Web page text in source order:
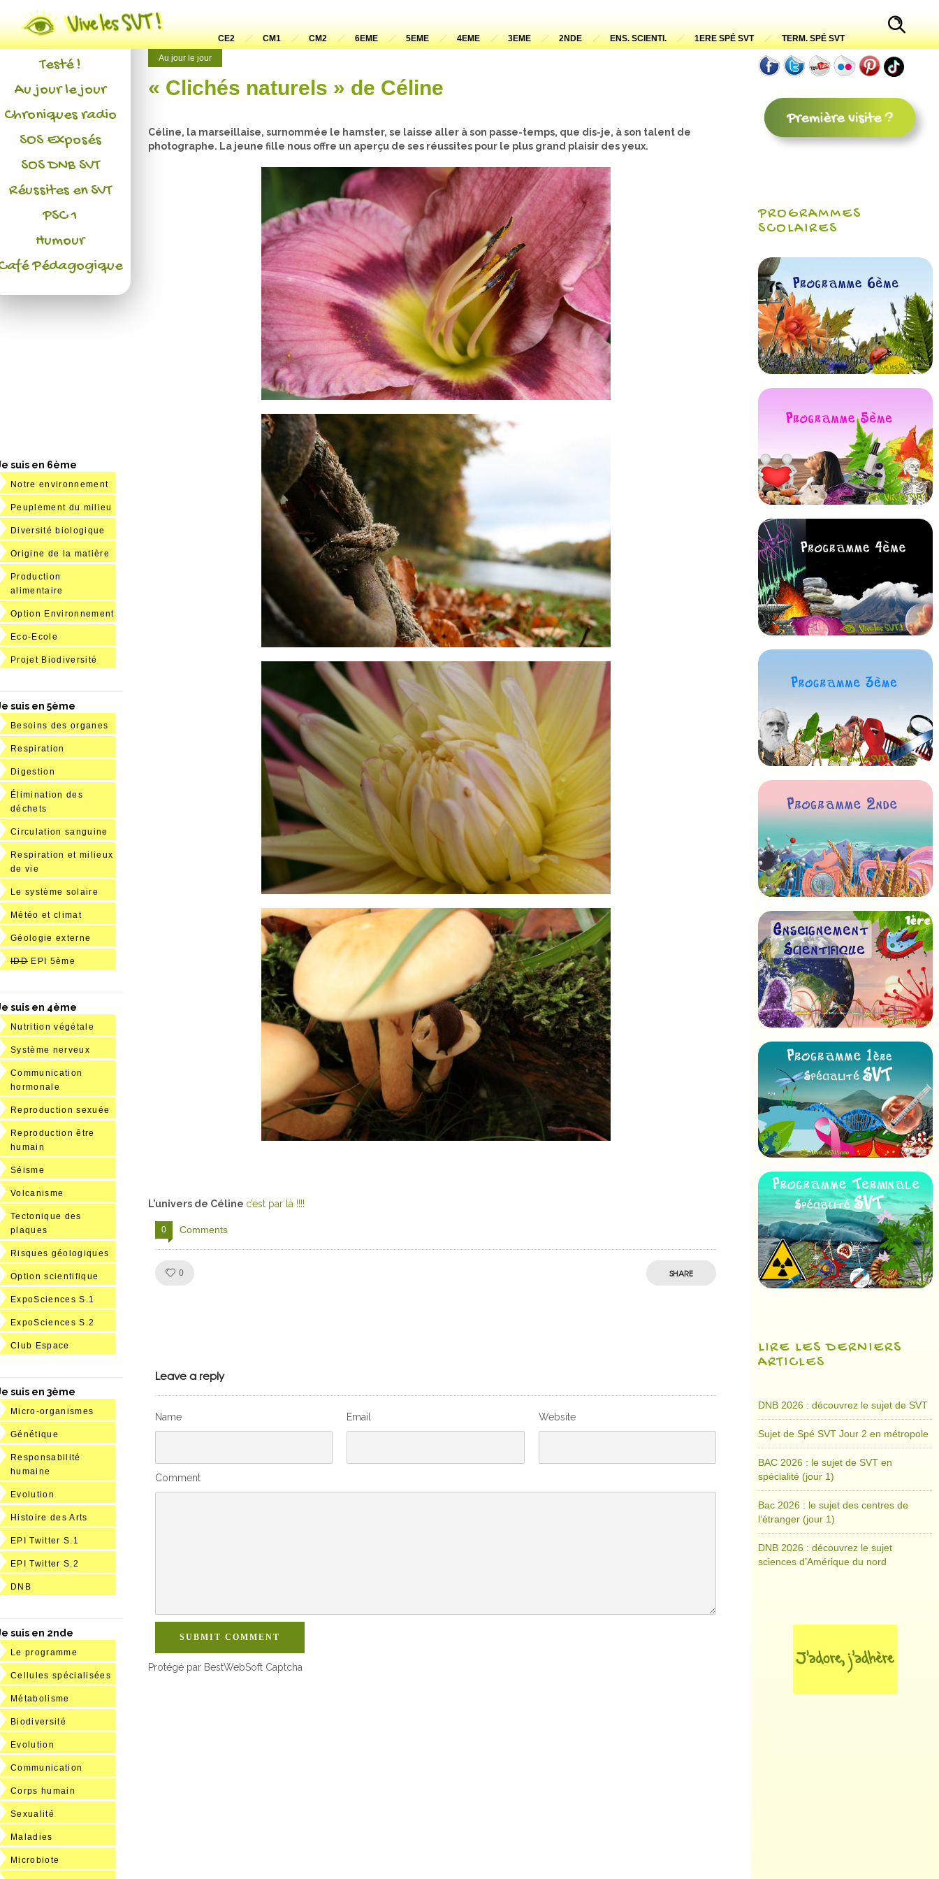
CE2 CM1 CM2 6EME 5EME 4EME 3EME 2NDE ENS. SCIENTI. 1ERE SPÉ SVT
TERM. SPÉ SVT
Au jour le jour
« Clichés naturels » de Céline
Céline, la marseillaise, surnommée le hamster, se laisse aller à son passe-temps, que dis-je, à son talent de
photographe. La jeune fille nous offre un aperçu de ses réussites pour le plus grand plaisir des yeux.
L’univers de Céline c’est par là !!!!
0 Comments
0 SHARE
Leave a reply
Name Email Website
Comment
SUBMIT COMMENT
Protégé par BestWebSoft Captcha
Actualités
L'association
Testé !
Au jour le jour
Chroniques radio
SOS Exposés
SOS DNB SVT
Réussites en SVT
PSC 1
Humour
Pédagogique
suis en 6ème
Notre environnement
Peuplement du milieu
Diversité biologique
Origine de la matière
Production
alimentaire
Option Environnement
Eco-Ecole
Projet Biodiversité
suis en 5ème
Besoins des organes
Respiration
Digestion
Élimination des
déchets
Circulation sanguine
Respiration et milieux
de vie
Le système solaire
Météo et climat
Géologie externe
IDD EPI 5ème
suis en 4ème
Nutrition végétale
Système nerveux
Communication
hormonale
Reproduction sexuée
Reproduction être
humain
Séisme
Volcanisme
Tectonique des
plaques
Risques géologiques
Option scientifique
ExpoSciences S.1
ExpoSciences S.2
Club Espace
suis en 3ème
Micro-organismes
Génétique
Responsabilité
humaine
Evolution
Histoire des Arts
EPI Twitter S.1
EPI Twitter S.2
DNB
suis en 2nde
Le programme
Cellules spécialisées
Métabolisme
Biodiversité
Evolution
Communication
Corps humain
Sexualité
Maladies
Microbiote
PROGRAMMES
SCOLAIRES
LIRE LES DERNIERS
ARTICLES
DNB 2026 : découvrez le sujet de SVT
Sujet de Spé SVT Jour 2 en métropole
BAC 2026 : le sujet de SVT en
spécialité (jour 1)
Bac 2026 : le sujet des centres de
l’étranger (jour 1)
DNB 2026 : découvrez le sujet
sciences d’Amérique du nord